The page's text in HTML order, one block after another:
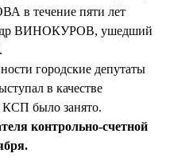
течение пяти лет
ВИНОКУРОВ, ушедший
городские депутаты
в качестве
КСП было занято.
контрольно-счетной